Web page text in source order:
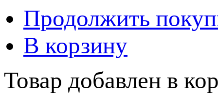
Продолжить
В корзину
Товар добавлен в